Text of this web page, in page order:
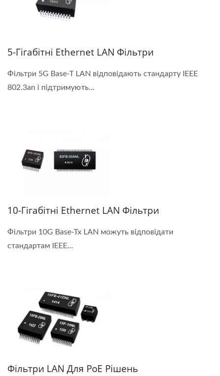
5-Гігабітні Ethernet LAN Фільтри
Фільтри 5G Base-T LAN відповідають стандарту IEEE
802.3an і підтримують...
10-Гігабітні Ethernet LAN Фільтри
Фільтри 10G Base-Tx LAN можуть відповідати
стандартам IEEE...
Фільтри LAN Для PoE Рішень